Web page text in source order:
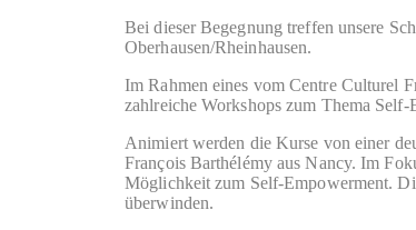
Bei dieser Begegnung treffen unsere
Oberhausen/Rheinhausen.
Im Rahmen eines vom Centre Culturel
zahlreiche Workshops zum Thema Self-
Animiert werden die Kurse von einer
François Barthélémy aus Nancy. Im
Möglichkeit zum Self-Empowerment.
überwinden.